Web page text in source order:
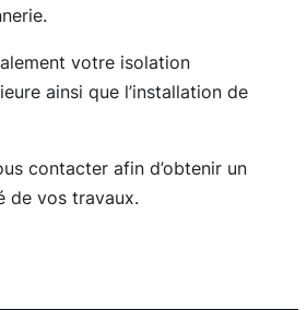
votre isolation
ainsi que l’installation de
contacter afin d’obtenir un
de vos travaux.